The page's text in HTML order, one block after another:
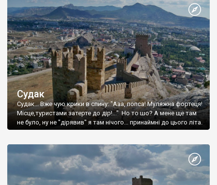
Судак
Судак... Вже чую крики в спину: "Ааа, попса! Муляжна фортеця!
Місце,туристами затерте до дір!..." Но то шо? А мене ще там
не було, ну не "дірявив" я там нічого... принаймні до цього літа.